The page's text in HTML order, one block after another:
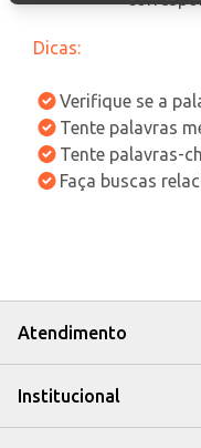
Dicas:
Verifique se a
Tente palavras
Tente palavras-
Faça buscas
Atendimento
Institucional